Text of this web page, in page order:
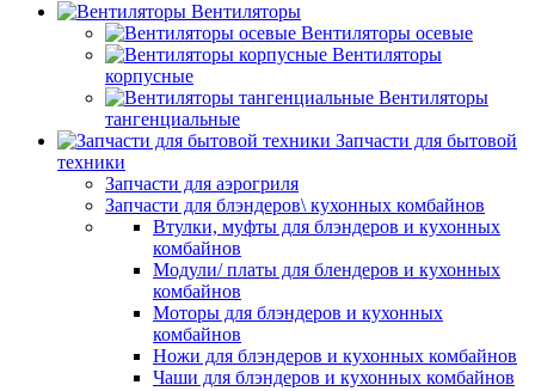
Вентиляторы
Вентиляторы осевые
Вентиляторы
корпусные
Вентиляторы
тангенциальные
Запчасти для бытовой
техники
Запчасти для аэрогриля
Запчасти для блэндеров\ кухонных комбайнов
Втулки, муфты для блэндеров и кухонных
комбайнов
Модули/ платы для блендеров и кухонных
комбайнов
Моторы для блэндеров и кухонных
комбайнов
Ножи для блэндеров и кухонных комбайнов
Чаши для блэндеров и кухонных комбайнов